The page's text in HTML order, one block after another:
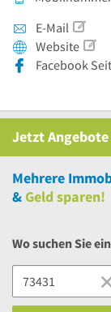
E-Mail
Website
Facebook
Jetzt
Mehrere
&Geld sparen!
Wo suchen Sie